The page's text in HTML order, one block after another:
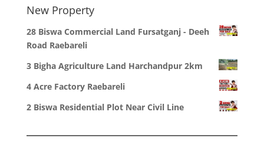
New Property
28 Biswa Commercial Land Fursatganj - Deeh
Road Raebareli
3 Bigha Agriculture Land Harchandpur 2km
4 Acre Factory Raebareli
2 Biswa Residential Plot Near Civil Line